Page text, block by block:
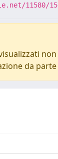
11580/
da